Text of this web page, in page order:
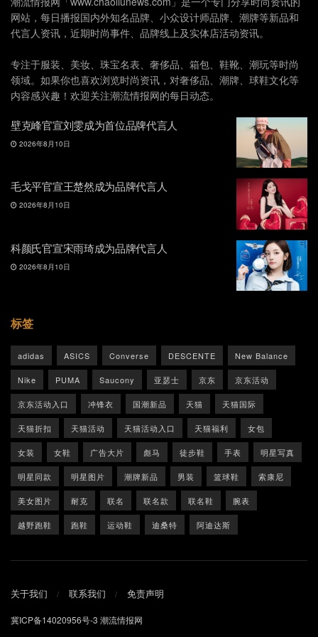
网站，每日播报国内外知名品牌、小众设计师品牌、潮牌等新品和
代言人资讯，近期时尚事件、品牌线上及实体店活动资讯。
专注于服装、美妆、珠宝名表、奢侈品、箱包、鞋靴、潮玩等时尚
领域。如果你也喜欢浏览时尚资讯，对奢侈品、潮牌、球鞋文化等
内容感兴趣！欢迎关注潮流情报网的每日动态。
壁克峰官宣刘雯成为首位品牌代言人
2026年8月10日
毛戈平官宣王楚然成为品牌代言人
2026年8月10日
科颜氏官宣宋雨琦成为品牌代言人
2026年8月10日
标签
adidas ASICS Converse DESCENTE New Balance
Nike PUMA Saucony 亚瑟士 京东 京东活动
京东活动入口 冲锋衣 国潮新品 天猫 天猫国际
天猫折扣 天猫活动 天猫活动入口 天猫福利 女包
女装 女鞋 广告大片 彪马 徒步鞋 手表 明星写真
明星同款 明星图片 潮牌新品 男装 篮球鞋 索康尼
美女图片 耐克 联名 联名款 联名鞋 腕表
越野跑鞋 跑鞋 运动鞋 迪桑特 阿迪达斯
关于我们 联系我们 免责声明
冀ICP备14020956号-3 潮流情报网